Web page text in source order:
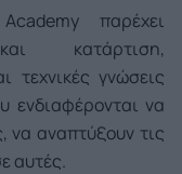
παρέχει
κατάρτιση,
τεχνικές γνώσεις
ενδιαφέρονται να
να αναπτύξουν τις
αυτές.